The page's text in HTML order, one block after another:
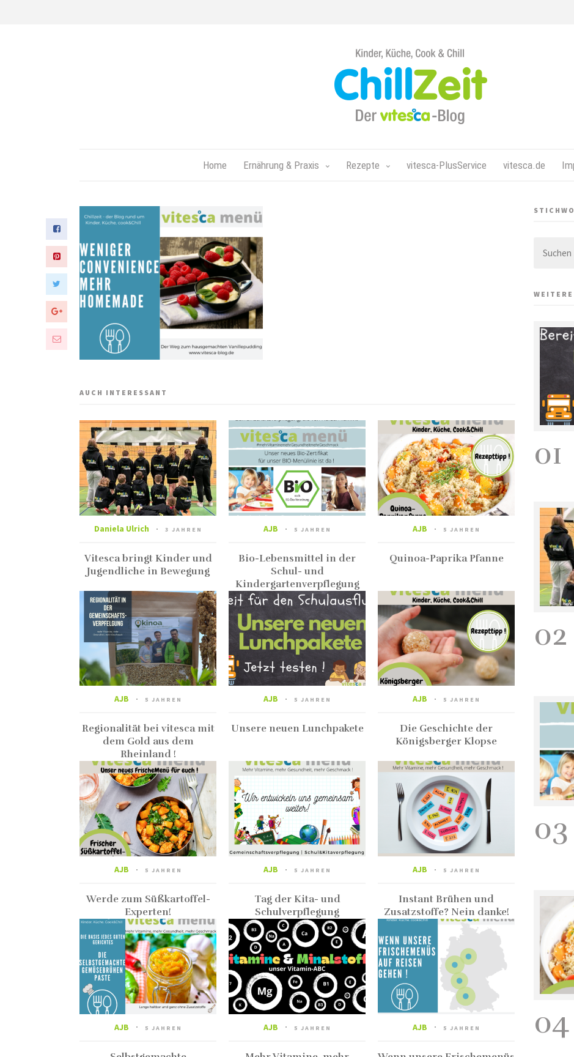
Chillzeit - Der vitesca-Blog
Home Ernährung & Praxis Rezepte vitesca-PlusService vitesca.de
AUCH INTERESSANT
Daniela Ulrich 3 JAHREN
Vitesca bringt Kinder und
Jugendliche in Bewegung
AJB 5 JAHREN
Bio-Lebensmittel in der
Schul- und
Kindergartenverpflegung
AJB 5 JAHREN
Quinoa-Paprika Pfanne
AJB 5 JAHREN
Regionalität bei vitesca mit
dem Gold aus dem
Rheinland !
AJB 5 JAHREN
Unsere neuen Lunchpakete
AJB 5 JAHREN
Die Geschichte der
Königsberger Klopse
AJB 5 JAHREN
Werde zum Süßkartoffel-
Experten!
AJB 5 JAHREN
Tag der Kita- und
Schulverpflegung
AJB 5 JAHREN
Instant Brühen und
Zusatzstoffe? Nein danke!
AJB 5 JAHREN AJB 5 JAHREN AJB 5 JAHREN
nach:
01
02
03
04